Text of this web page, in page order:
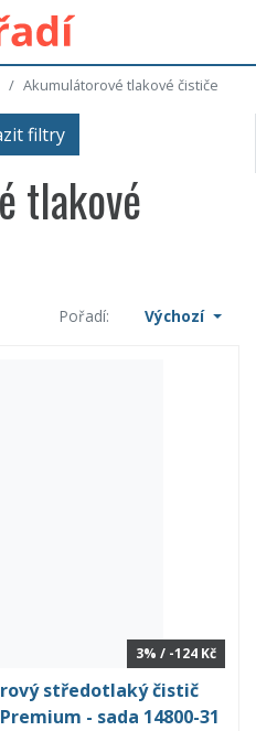
Akumulátorové tlakové čističe
filtry
tlakové
Pořadí: Výchozí
3% / -124 Kč
středotlaký čistič
- sada 14800-31